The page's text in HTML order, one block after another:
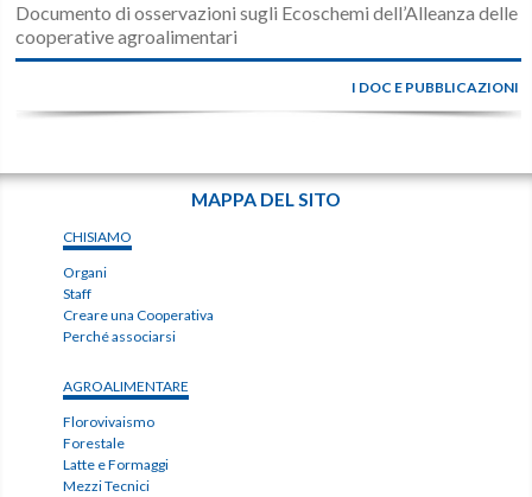
Documento di osservazioni sugli Ecoschemi dell’Alleanza delle
cooperative agroalimentari
I DOC E PUBBLICAZIONI
MAPPA DEL SITO
CHISIAMO
Organi
Staff
Creare una Cooperativa
Perché associarsi
AGROALIMENTARE
Florovivaismo
Forestale
Latte e Formaggi
Mezzi Tecnici